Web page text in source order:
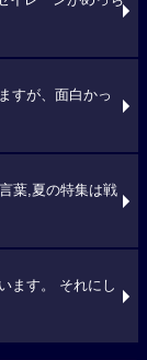
すが、面白かっ
葉,夏の特集は戦
ます。 それにし